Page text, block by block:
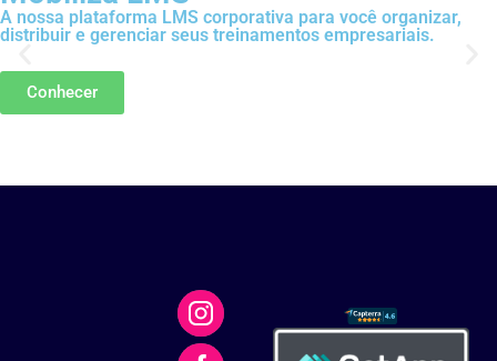
A nossa plataforma LMS corporativa para você organizar,
distribuir e gerenciar seus treinamentos empresariais.
Conhecer